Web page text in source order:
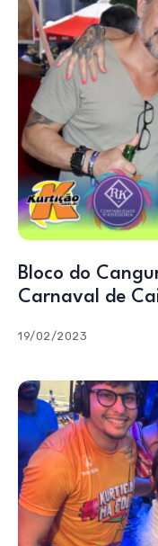
Bloco do
Carnaval de
19/02/2023